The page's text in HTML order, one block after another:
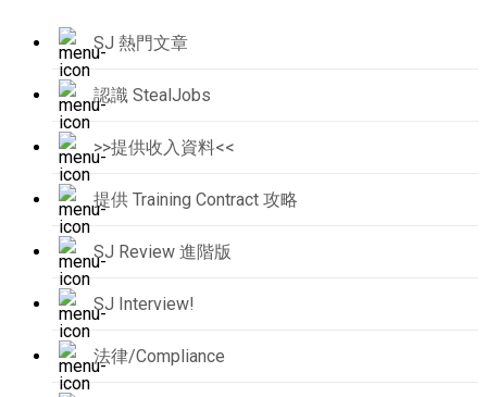
SJ 熱門文章
認識 StealJobs
>>提供收入資料<<
提供 Training Contract 攻略
SJ Review 進階版
SJ Interview!
法律/Compliance